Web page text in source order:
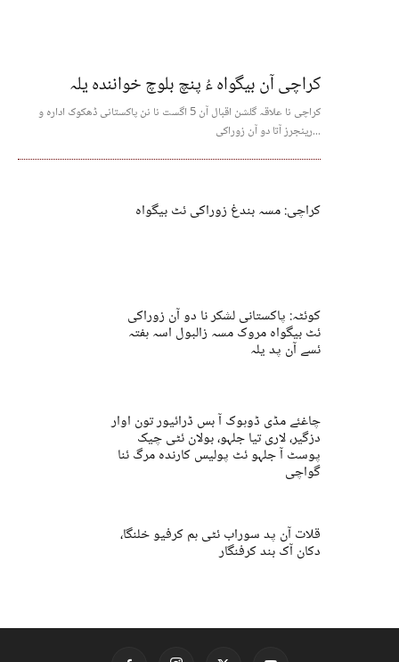
کراچی آن بیگواہ ءُ پنچ بلوچ خوانندہ یلہ
کراچی نا علاقہ گلشن اقبال آن 5 اگست نا نن پاکستانی ڈھکوک ادارہ و
رینجرز آتا دو آن زوراکی...
کراچی: مسہ بندغ زوراکی ئٹ بیگواہ
کوئٹہ: پاکستانی لشکر نا دو آن زوراکی
ئٹ بیگواہ مروک مسہ زالبول اسہ ہفتہ
ئسے آن پد یلہ
چاغئے مڈی ڈوہوک آ بس ڈرائیور تون اوار
دزگیر، لاری تیا جلہو، بولان ئٹی چیک
پوسٹ آ جلہو ئٹ پولیس کارندہ مرگ ئنا
گواچی
قلات آن پد سوراب ئٹی ہم کرفیو خلنگا،
دکان آک بند کرفنگار